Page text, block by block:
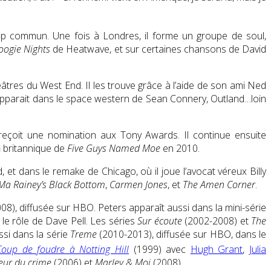
commun. Une fois à Londres, il forme un groupe de soul,
Nights de Heatwave, et sur certaines chansons de David
du West End. Il les trouve grâce à l’aide de son ami Ned
dans le space western de Sean Connery, Outland…loin
une nomination aux Tony Awards. Il continue ensuite
britannique de Five Guys Named Moe en 2010.
dans le remake de Chicago, où il joue l’avocat véreux Billy
Rainey’s Black Bottom, Carmen Jones, et The Amen Corner.
diffusée sur HBO. Peters apparaît aussi dans la mini-série
rôle de Dave Pell. Les séries Sur écoute(2002-2008) et The
dans la série Treme(2010-2013), diffusée sur HBO, dans le
de foudre à Notting Hill (1999) avec Hugh Grant, Julia